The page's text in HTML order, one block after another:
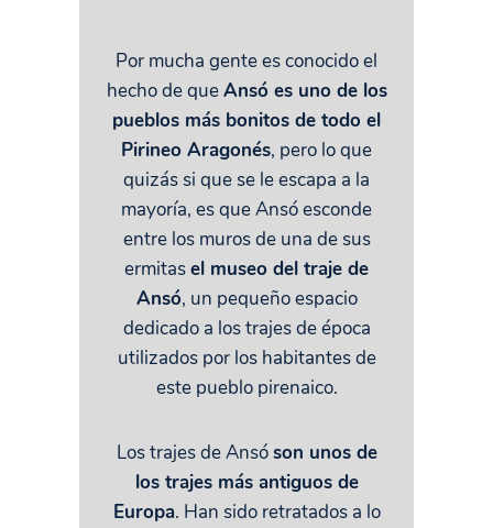
Por mucha gente es conocido el
hecho de queAnsó es uno de los
pueblos más bonitos de todo el
Pirineo Aragonés, pero lo que
quizás si que se le escapa a la
mayoría, es que Ansó esconde
entre los muros de una de sus
ermitasel museo del traje de
Ansó, un pequeño espacio
dedicado a los trajes de época
utilizados por los habitantes de
este pueblo pirenaico.
Los trajes de Ansóson unos de
los trajes más antiguos de
Europa. Han sido retratados a lo